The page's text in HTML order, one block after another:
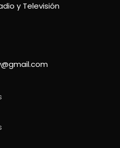
y Televisión